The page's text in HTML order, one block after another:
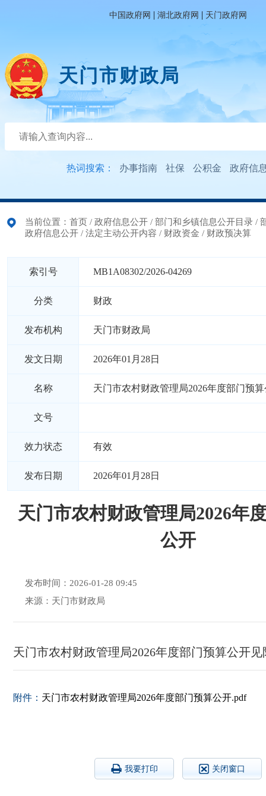
中国政府网 | 湖北政府网 | 天门政府网
天门市财政局
热词搜索： 办事指南 社保 公积金 政府信
当前位置： 首页 / 政府信息公开 / 部门和乡镇信息公开目录 /
政府信息公开 / 法定主动公开内容 / 财政资金 / 财政预决算
索引号 MB1A08302/2026-04269
分类 财政
发布机构 天门市财政局
发文日期 2026年01月28日
名称 天门市农村财政管理局2026年度部门预
文号
效力状态 有效
发布日期 2026年01月28日
天门市农村财政管理局2026年
公开
发布时间：2026-01-28 09:45
来源：天门市财政局
天门市农村财政管理局2026年度部门预算公开见
附件： 天门市农村财政管理局2026年度部门预算公开.pdf
我要打印 关闭窗口